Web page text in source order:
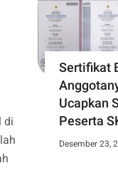
di
Sertifikat
Ucapkan
Peserta
Desember 23,